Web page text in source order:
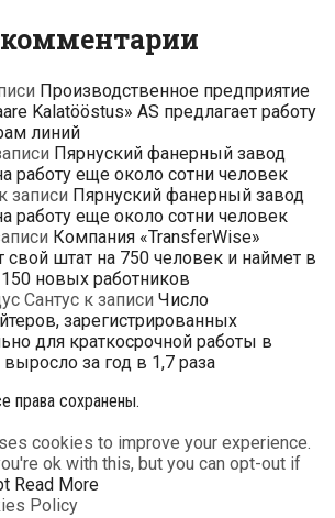
Производственное предприятие
Kalatööstus» AS предлагает работу
линий
Пярнуский фанерный завод
работу еще около сотни человек
к записи Пярнуский фанерный завод
работу еще около сотни человек
Компания «TransferWise»
свой штат на 750 человек и наймет в
новых работников
Сантус к записи Число
зарегистрированных
для краткосрочной работы в
выросло за год в 1,7 раза
права сохранены.
cookies to improve your experience.
ok with this, but you can opt-out if
Read More
Policy